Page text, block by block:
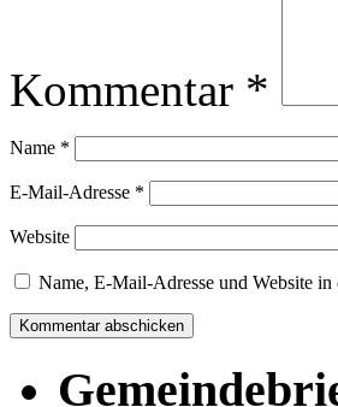
Kommentar *
Name *
E-Mail-Adresse *
Website
Name, E-Mail-Adresse und Website